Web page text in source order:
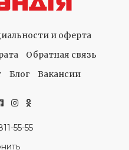
и оферта
Обратная связь
Блог Вакансии
55-55